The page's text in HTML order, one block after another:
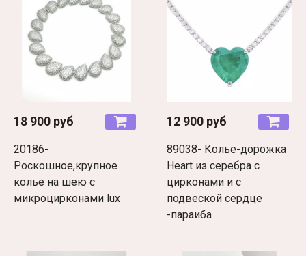
18 900 руб
20186-
Роскошное,крупное
колье на шею с
микроцирконами lux
12 900 руб
89038- Колье-дорожка
Heart из серебра с
цирконами и с
подвеской сердце
-параиба